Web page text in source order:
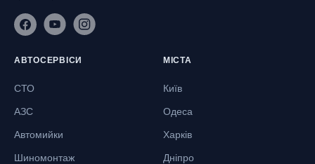
АВТОСЕРВІСИ
СТО
АЗС
Автомийки
Шиномонтаж
МІСТА
Київ
Одеса
Харків
Дніпро